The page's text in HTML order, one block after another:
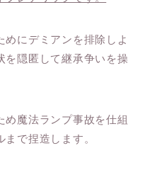
めにデミアンを排除しよ
を隠匿して継承争いを操
魔法ランプ事故を仕組
で捏造します。